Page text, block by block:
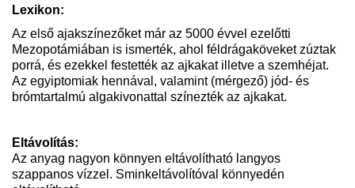
Lexikon:
Az első ajakszínezőket már az 5000 évvel ezelőtti
Mezopotámiában is ismerték, ahol féldrágaköveket zúztak
porrá, és ezekkel festették az ajkakat illetve a szemhéjat.
Az egyiptomiak hennával, valamint (mérgező) jód- és
brómtartalmú algakivonattal színezték az ajkakat.
Eltávolítás:
Az anyag nagyon könnyen eltávolítható langyos
szappanos vízzel. Sminkeltávolítóval könnyedén